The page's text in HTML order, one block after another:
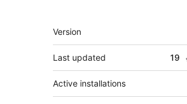
Meta
Version
Last updated 19
Active installations